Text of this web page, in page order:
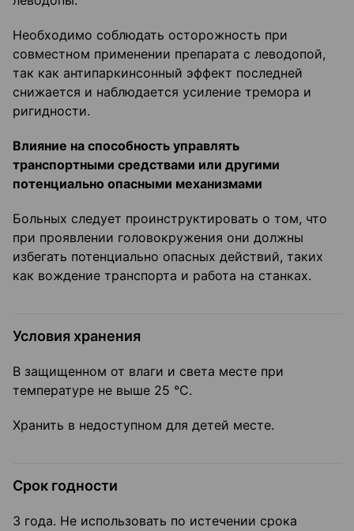
Необходимо соблюдать осторожность при
совместном применении препарата с леводопой,
так как антипаркинсонный эффект последней
снижается и наблюдается усиление тремора и
ригидности.
Влияние на способность управлять
транспортными средствами или другими
потенциально опасными механизмами
Больных следует проинструктировать о том, что
при проявлении головокружения они должны
избегать потенциально опасных действий, таких
как вождение транспорта и работа на станках.
Условия хранения
В защищенном от влаги и света месте при
температуре не выше 25 °C.
Хранить в недоступном для детей месте.
Срок годности
3 года. Не использовать по истечении срока